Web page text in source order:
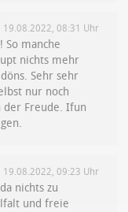
19.08.2022, 08:31 Uhr
So manche
nichts mehr
Sehr sehr
nur noch
der Freude. Ifun
19.08.2022, 09:23 Uhr
nichts zu
und freie